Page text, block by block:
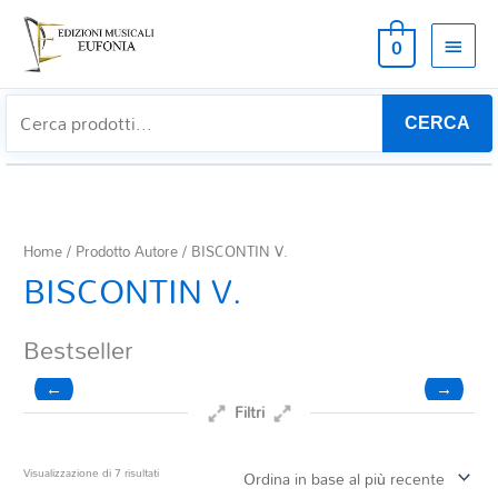
0
CERCA
Home/ Prodotto Autore / BISCONTIN V.
BISCONTIN V.
Bestseller
← →
Filtri
Visualizzazione di 7 risultatiOrdina
in